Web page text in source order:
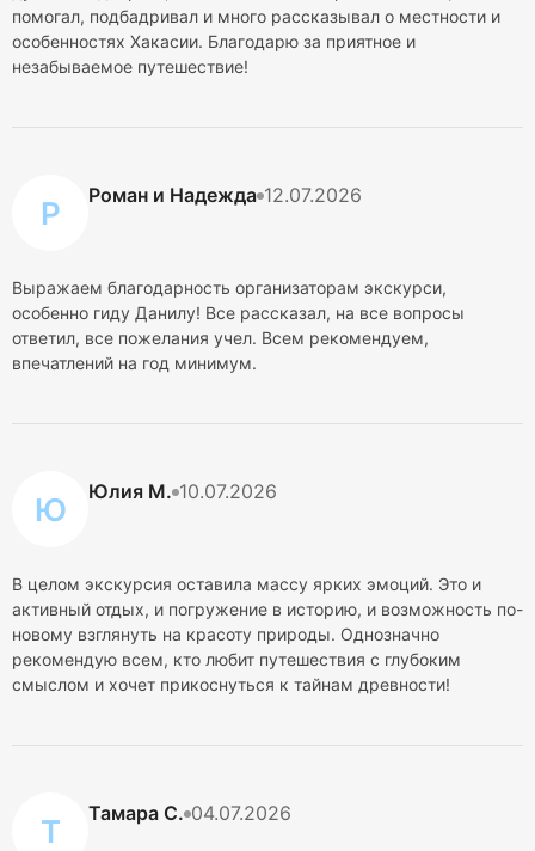
помогал, подбадривал и много рассказывал о местности и
особенностях Хакасии. Благодарю за приятное и
незабываемое путешествие!
Р Роман и Надежда 12.07.2026
Выражаем благодарность организаторам экскурси,
особенно гиду Данилу! Все рассказал, на все вопросы
ответил, все пожелания учел. Всем рекомендуем,
впечатлений на год минимум.
Ю Юлия М. 10.07.2026
В целом экскурсия оставила массу ярких эмоций. Это и
активный отдых, и погружение в историю, и возможность по-
новому взглянуть на красоту природы. Однозначно
рекомендую всем, кто любит путешествия с глубоким
смыслом и хочет прикоснуться к тайнам древности!
Т Тамара С. 04.07.2026